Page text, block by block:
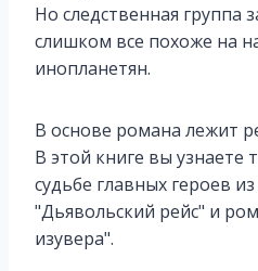
Но следственная группа
слишком все похоже на
инопланетян.
В основе романа лежит
В этой книге вы узнаете
судьбе главных героев
"Дьявольский рейс" и
изувера".